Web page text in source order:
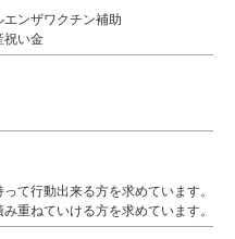
ンザワクチン補助
祝い金
て行動出来る方を求めています。
重ねていける方を求めています。